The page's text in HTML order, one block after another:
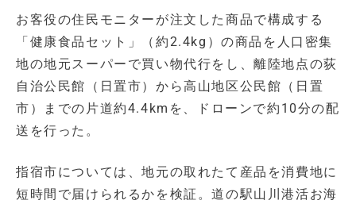
お客役の住民モニターが注文した商品で構成する
「健康食品セット」（約2.4kg）の商品を人口密集
地の地元スーパーで買い物代行をし、離陸地点の荻
自治公民館（日置市）から高山地区公民館（日置
市）までの片道約4.4kmを、ドローンで約10分の配
送を行った。
指宿市については、地元の取れたて産品を消費地に
短時間で届けられるかを検証。道の駅山川港活お海